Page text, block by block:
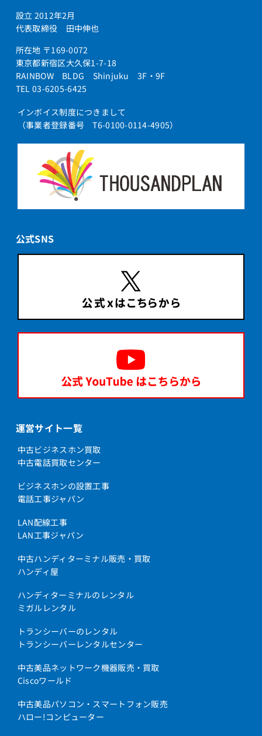
設立 2012年2月
代表取締役 田中伸也
所在地 〒169-0072
東京都新宿区大久保1-7-18
RAINBOW BLDG Shinjuku 3F・9F
TEL 03-6205-6425
インボイス制度につきまして
（事業者登録番号 T6-0100-0114-4905）
公式SNS
運営サイト一覧
中古ビジネスホン買取
中古電話買取センター
ビジネスホンの設置工事
電話工事ジャパン
LAN配線工事
LAN工事ジャパン
中古ハンディターミナル販売・買取
ハンディ屋
ハンディターミナルのレンタル
ミガルレンタル
トランシーバーのレンタル
トランシーバーレンタルセンター
中古美品ネットワーク機器販売・買取
Ciscoワールド
中古美品パソコン・スマートフォン販売
ハロー!コンピューター